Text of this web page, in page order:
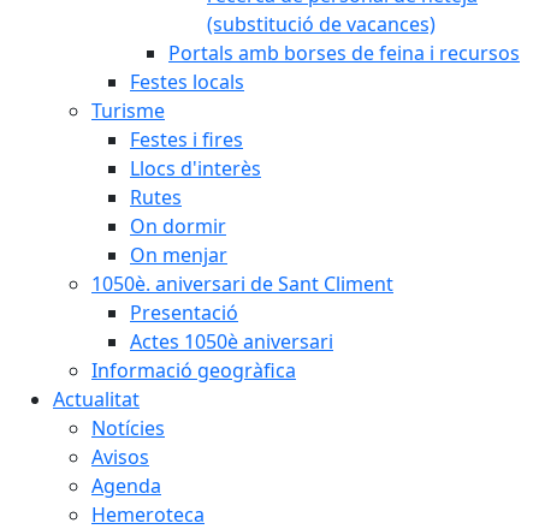
(substitució de vacances)
Portals amb borses de feina i recursos
Festes locals
Turisme
Festes i fires
Llocs d'interès
Rutes
On dormir
On menjar
1050è. aniversari de Sant Climent
Presentació
Actes 1050è aniversari
Informació geogràfica
Actualitat
Notícies
Avisos
Agenda
Hemeroteca